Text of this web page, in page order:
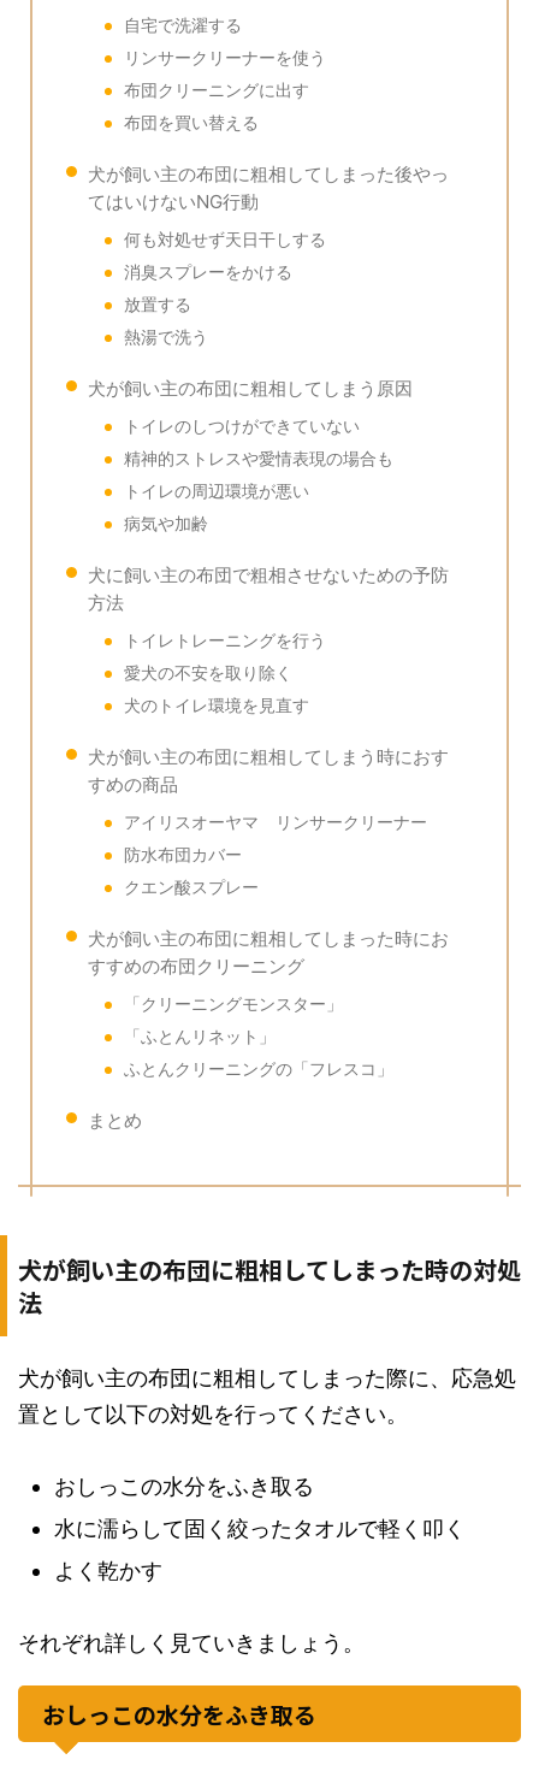
自宅で洗濯する
リンサークリーナーを使う
布団クリーニングに出す
布団を買い替える
犬が飼い主の布団に粗相してしまった後やっ
てはいけないNG行動
何も対処せず天日干しする
消臭スプレーをかける
放置する
熱湯で洗う
犬が飼い主の布団に粗相してしまう原因
トイレのしつけができていない
精神的ストレスや愛情表現の場合も
トイレの周辺環境が悪い
病気や加齢
犬に飼い主の布団で粗相させないための予防
方法
トイレトレーニングを行う
愛犬の不安を取り除く
犬のトイレ環境を見直す
犬が飼い主の布団に粗相してしまう時におす
すめの商品
アイリスオーヤマ リンサークリーナー
防水布団カバー
クエン酸スプレー
犬が飼い主の布団に粗相してしまった時にお
すすめの布団クリーニング
「クリーニングモンスター」
「ふとんリネット」
ふとんクリーニングの「フレスコ」
まとめ
犬が飼い主の布団に粗相してしまった時の対処
法
犬が飼い主の布団に粗相してしまった際に、応急処
置として以下の対処を行ってください。
おしっこの水分をふき取る
水に濡らして固く絞ったタオルで軽く叩く
よく乾かす
それぞれ詳しく見ていきましょう。
おしっこの水分をふき取る